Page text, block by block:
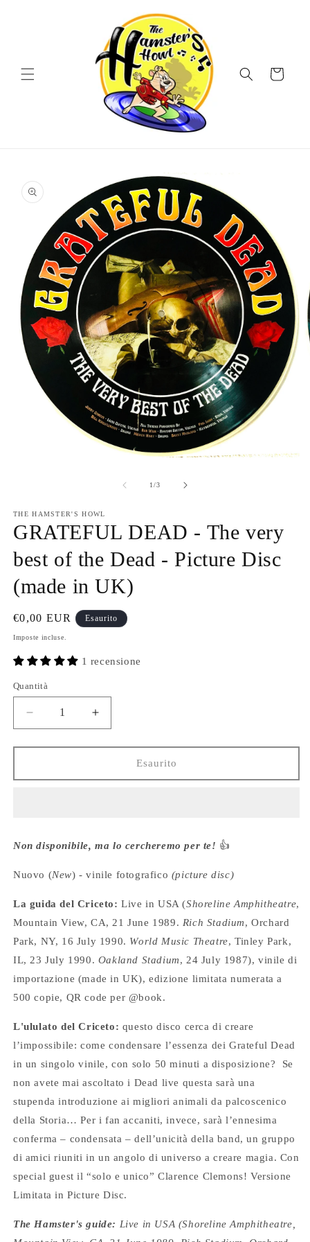
Carrello
informazioni
sul prodotto
finestra
modale
1/su
3
THE HAMSTER'S HOWL
GRATEFUL DEAD - The very
best of the Dead - Picture Disc
(made in UK)
Prezzo
di
€0,00 EUR Esaurito
Imposte incluse.
1 recensione
Quantità
Diminuisci
quantità
per
DEAD
of
Dead
Picture
Disc
(made
UK)
Aumenta
quantità
per
GRATEFUL
DEAD
of
Dead
Picture
Disc
(made
UK)
Esaurito
Non disponibile, ma lo cercheremo per te! 👍
Nuovo (New) - vinile fotografico (picture disc)
La guida del Criceto: Live in USA (Shoreline Amphitheatre,
Mountain View, CA, 21 June 1989. Rich Stadium, Orchard
Park, NY, 16 July 1990. World Music Theatre, Tinley Park,
IL, 23 July 1990. Oakland Stadium, 24 July 1987), vinile di
importazione (made in UK), edizione limitata numerata a
500 copie, QR code per @book.
L'ululato del Criceto: questo disco cerca di creare
l’impossibile: come condensare l’essenza dei Grateful Dead
in un singolo vinile, con solo 50 minuti a disposizione?
Se
non avete mai ascoltato i Dead live questa sarà una
stupenda introduzione ai migliori animali da palcoscenico
della Storia… Per i fan accaniti, invece, sarà l’ennesima
conferma – condensata – dell’unicità della band, un gruppo
di amici riuniti in un angolo di universo a creare magia. Con
special guest il “solo e unico” Clarence Clemons! Versione
Limitata in Picture Disc.
The Hamster's guide: Live in USA (Shoreline Amphitheatre,